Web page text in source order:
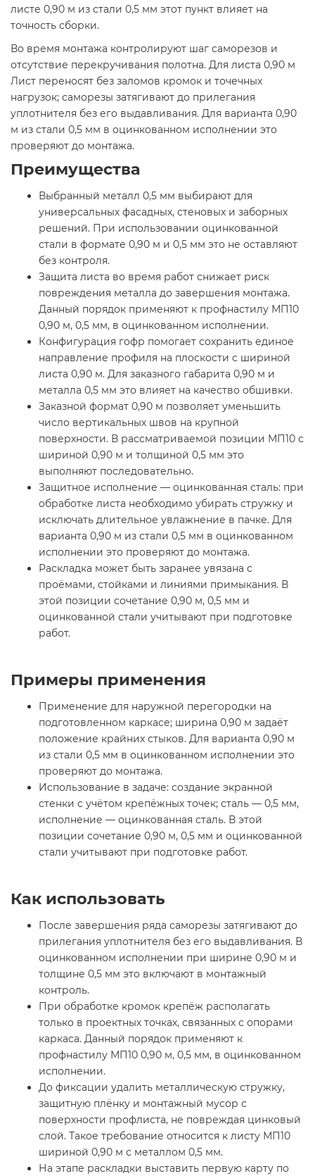
листе 0,90 м из стали 0,5 мм этот пункт влияет на
точность сборки.
Во время монтажа контролируют шаг саморезов и
отсутствие перекручивания полотна. Для листа 0,90 м
Лист переносят без заломов кромок и точечных
нагрузок; саморезы затягивают до прилегания
уплотнителя без его выдавливания. Для варианта 0,90
м из стали 0,5 мм в оцинкованном исполнении это
проверяют до монтажа.
Преимущества
Выбранный металл 0,5 мм выбирают для
универсальных фасадных, стеновых и заборных
решений. При использовании оцинкованной
стали в формате 0,90 м и 0,5 мм это не оставляют
без контроля.
Защита листа во время работ снижает риск
повреждения металла до завершения монтажа.
Данный порядок применяют к профнастилу МП10
0,90 м, 0,5 мм, в оцинкованном исполнении.
Конфигурация гофр помогает сохранить единое
направление профиля на плоскости с шириной
листа 0,90 м. Для заказного габарита 0,90 м и
металла 0,5 мм это влияет на качество обшивки.
Заказной формат 0,90 м позволяет уменьшить
число вертикальных швов на крупной
поверхности. В рассматриваемой позиции МП10 с
шириной 0,90 м и толщиной 0,5 мм это
выполняют последовательно.
Защитное исполнение — оцинкованная сталь: при
обработке листа необходимо убирать стружку и
исключать длительное увлажнение в пачке. Для
варианта 0,90 м из стали 0,5 мм в оцинкованном
исполнении это проверяют до монтажа.
Раскладка может быть заранее увязана с
проёмами, стойками и линиями примыкания. В
этой позиции сочетание 0,90 м, 0,5 мм и
оцинкованной стали учитывают при подготовке
работ.
Примеры применения
Применение для наружной перегородки на
подготовленном каркасе; ширина 0,90 м задаёт
положение крайних стыков. Для варианта 0,90 м
из стали 0,5 мм в оцинкованном исполнении это
проверяют до монтажа.
Использование в задаче: создание экранной
стенки с учётом крепёжных точек; сталь — 0,5 мм,
исполнение — оцинкованная сталь. В этой
позиции сочетание 0,90 м, 0,5 мм и оцинкованной
стали учитывают при подготовке работ.
Как использовать
После завершения ряда саморезы затягивают до
прилегания уплотнителя без его выдавливания. В
оцинкованном исполнении при ширине 0,90 м и
толщине 0,5 мм это включают в монтажный
контроль.
При обработке кромок крепёж располагать
только в проектных точках, связанных с опорами
каркаса. Данный порядок применяют к
профнастилу МП10 0,90 м, 0,5 мм, в оцинкованном
исполнении.
До фиксации удалить металлическую стружку,
защитную плёнку и монтажный мусор с
поверхности профлиста, не повреждая цинковый
слой. Такое требование относится к листу МП10
шириной 0,90 м с металлом 0,5 мм.
На этапе раскладки выставить первую карту по